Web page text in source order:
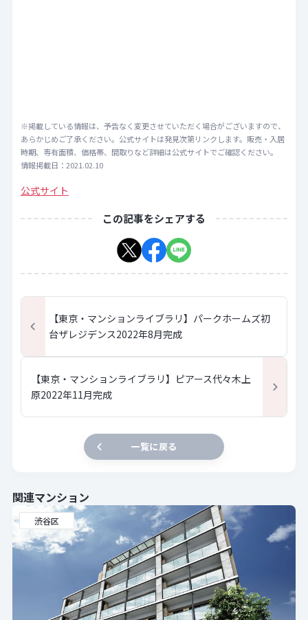
※掲載している情報は、予告なく変更させていただく場合がございますので、
あらかじめご了承ください。公式サイトは発見次第リンクします。販売・入居
時期、専有面積、価格帯、間取りなど詳細は公式サイトでご確認ください。
情報掲載日：2021.02.10
公式サイト
この記事をシェアする
【東京・マンションライブラリ】パークホームズ初
台ザレジデンス2022年8月完成
【東京・マンションライブラリ】ピアース代々木上
原2022年11月完成
一覧に戻る
関連マンション
渋谷区